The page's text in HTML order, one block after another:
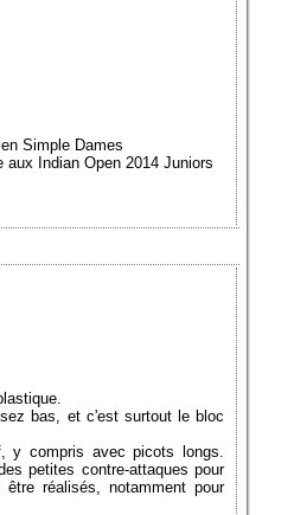
Simple Dames
aux Indian Open 2014 Juniors
bas, et c'est surtout le bloc
y compris avec picots longs.
petites contre-attaques pour
réalisés, notamment pour